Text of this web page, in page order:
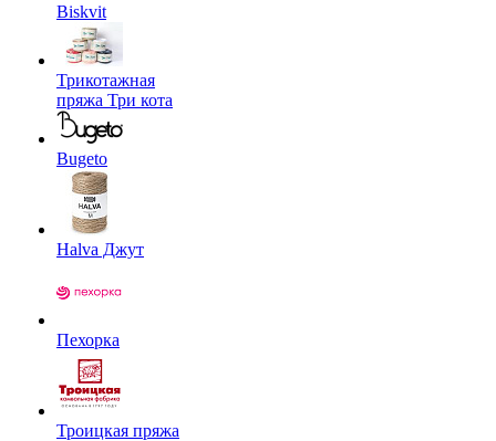
Biskvit
Трикотажная
пряжа Три кота
Bugeto
Halva Джут
Пехорка
Троицкая пряжа